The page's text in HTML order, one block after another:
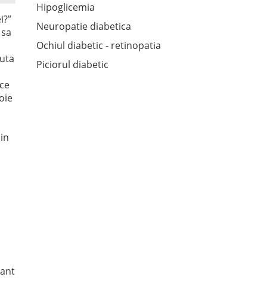
Hipoglicemia
Neuropatie diabetica
Ochiul diabetic - retinopatia
Piciorul diabetic